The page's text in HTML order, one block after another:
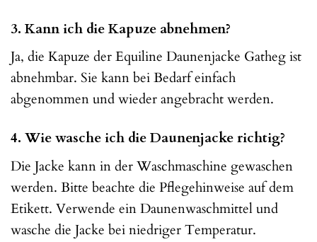
3. Kann ich die Kapuze abnehmen?
Ja, die Kapuze der Equiline Daunenjacke Gatheg ist
abnehmbar. Sie kann bei Bedarf einfach
abgenommen und wieder angebracht werden.
4. Wie wasche ich die Daunenjacke richtig?
Die Jacke kann in der Waschmaschine gewaschen
werden. Bitte beachte die Pflegehinweise auf dem
Etikett. Verwende ein Daunenwaschmittel und
wasche die Jacke bei niedriger Temperatur.